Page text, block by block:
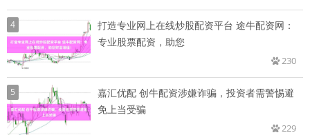
4
打造专业网上在线炒股配资平台 途牛配资网：
专业股票配资，助您
230
5
嘉汇优配 创牛配资涉嫌诈骗，投资者需警惕避
免上当受骗
229